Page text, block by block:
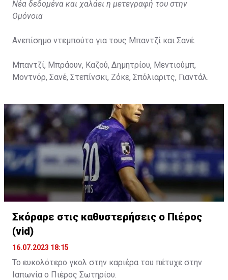
Νέα δεδομένα και χαλάει η μετεγραφή του στην
Ομόνοια
Ανεπίσημο ντεμπούτο για τους Μπαντζί και Σανέ.
Μπαντζί, Μπράουν, Καζού, Δημητρίου, Μεντιούμπ,
Μοντνόρ, Σανέ, Στεπίνσκι, Ζόκε, Σπόλιαριτς, Γιαντάλ.
Σκόραρε στις καθυστερήσεις ο Πιέρος
(vid)
16.07.2023 18:15
Το ευκολότερο γκολ στην καριέρα του πέτυχε στην
Ιαπωνία ο Πιέρος Σωτηρίου.